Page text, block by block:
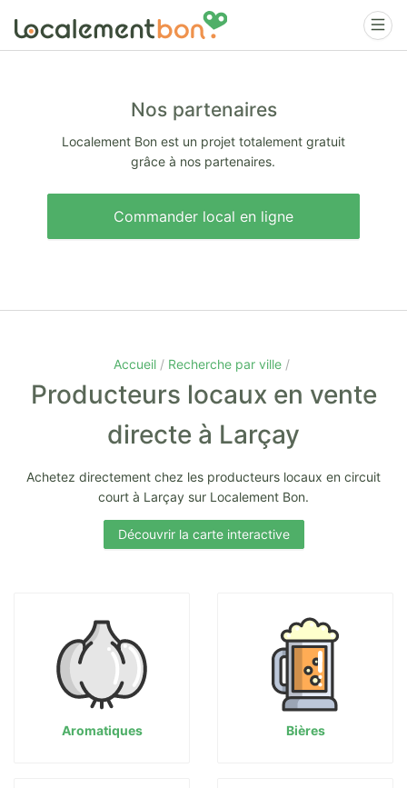
Nos partenaires
Localement Bon est un projet totalement gratuit
grâce à nos partenaires.
Commander local en ligne
Accueil Recherche par ville
Producteurs locaux en vente
directe à Larçay
Achetez directement chez les producteurs locaux en circuit
court à Larçay sur Localement Bon.
Découvrir la carte interactive
Aromatiques Bières